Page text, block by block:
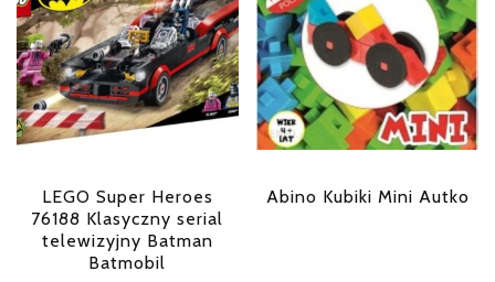
LEGO Super Heroes
76188 Klasyczny serial
telewizyjny Batman
Batmobil
Abino Kubiki Mini Autko